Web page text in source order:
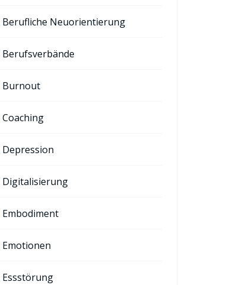
Berufliche Neuorientierung
Berufsverbände
Burnout
Coaching
Depression
Digitalisierung
Embodiment
Emotionen
Essstörung